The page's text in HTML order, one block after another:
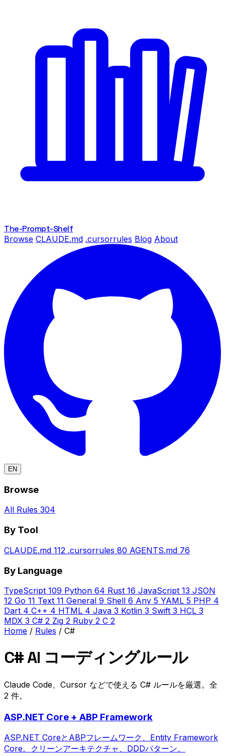
The-Prompt-Shelf
Browse CLAUDE.md .cursorrules Blog About
EN
Browse
All Rules 304
By Tool
CLAUDE.md 112 .cursorrules 80 AGENTS.md 76
By Language
TypeScript 109 Python 64 Rust 16 JavaScript 13 JSON
12 Go 11 Text 11 General 9 Shell 6 Any 5 YAML 5 PHP 4
Dart 4 C++ 4 HTML 4 Java 3 Kotlin 3 Swift 3 HCL 3
MDX 3 C# 2 Zig 2 Ruby 2 C 2
Home / Rules / C#
C# AI コーディングルール
Claude Code、Cursor などで使える C# ルールを厳選。全
2 件。
ASP.NET Core + ABP Framework
ASP.NET CoreとABPフレームワーク、Entity Framework
Core。クリーンアーキテクチャ、DDDパターン。